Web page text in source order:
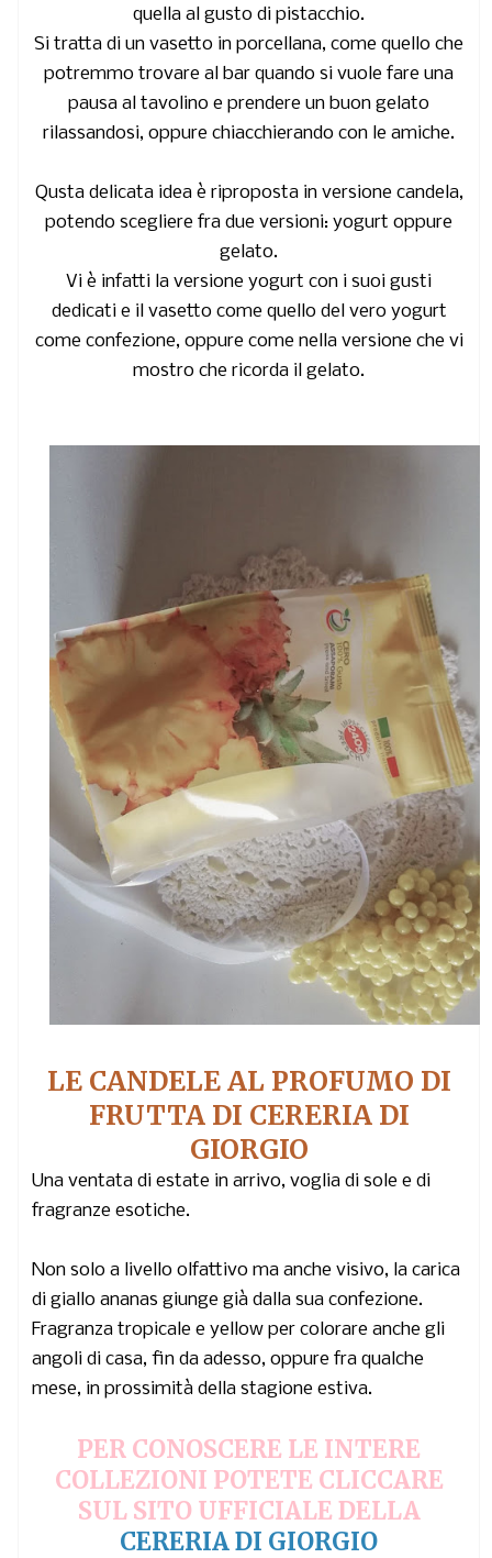
quella al gusto di pistacchio.
Si tratta di un vasetto in porcellana, come quello che
potremmo trovare al bar quando si vuole fare una
pausa al tavolino e prendere un buon gelato
rilassandosi, oppure chiacchierando con le amiche.
Qusta delicata idea è riproposta in versione candela,
potendo scegliere fra due versioni: yogurt oppure
gelato.
Vi è infatti la versione yogurt con i suoi gusti
dedicati e il vasetto come quello del vero yogurt
come confezione, oppure come nella versione che vi
mostro che ricorda il gelato.
LE CANDELE AL PROFUMO DI
FRUTTA DI CERERIA DI
GIORGIO
Una ventata di estate in arrivo, voglia di sole e di
fragranze esotiche.
Non solo a livello olfattivo ma anche visivo, la carica
di giallo ananas giunge già dalla sua confezione.
Fragranza tropicale e yellow per colorare anche gli
angoli di casa, fin da adesso, oppure fra qualche
mese, in prossimità della stagione estiva.
PER CONOSCERE LE INTERE
COLLEZIONI POTETE CLICCARE
SUL SITO UFFICIALE DELLA
CERERIA DI GIORGIO